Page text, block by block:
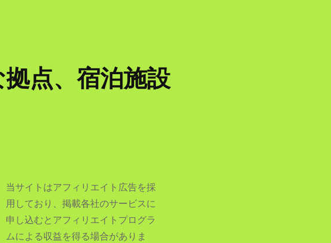
点、宿泊施設
当サイトはアフィリエイト広告を採
用しており、掲載各社のサービスに
申し込むとアフィリエイトプログラ
ムによる収益を得る場合がありま